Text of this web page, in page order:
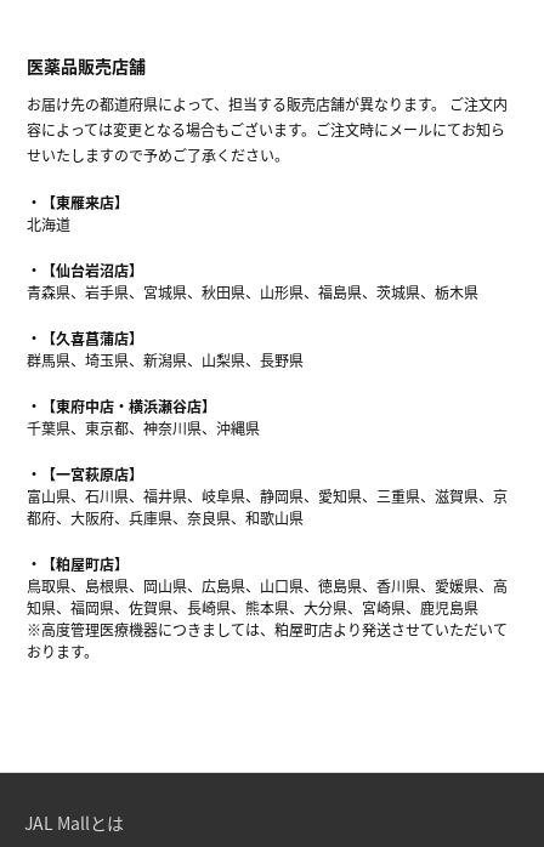
医薬品販売店舗
お届け先の都道府県によって、担当する販売店舗が異なります。 ご注文内
容によっては変更となる場合もございます。ご注文時にメールにてお知ら
せいたしますので予めご了承ください。
【東雁来店】
北海道
【仙台岩沼店】
青森県、岩手県、宮城県、秋田県、山形県、福島県、茨城県、栃木県
【久喜菖蒲店】
群馬県、埼玉県、新潟県、山梨県、長野県
【東府中店・横浜瀬谷店】
千葉県、東京都、神奈川県、沖縄県
【一宮萩原店】
富山県、石川県、福井県、岐阜県、静岡県、愛知県、三重県、滋賀県、京
都府、大阪府、兵庫県、奈良県、和歌山県
【粕屋町店】
鳥取県、島根県、岡山県、広島県、山口県、徳島県、香川県、愛媛県、高
知県、福岡県、佐賀県、長崎県、熊本県、大分県、宮崎県、鹿児島県
※高度管理医療機器につきましては、粕屋町店より発送させていただいて
おります。
JAL Mallとは